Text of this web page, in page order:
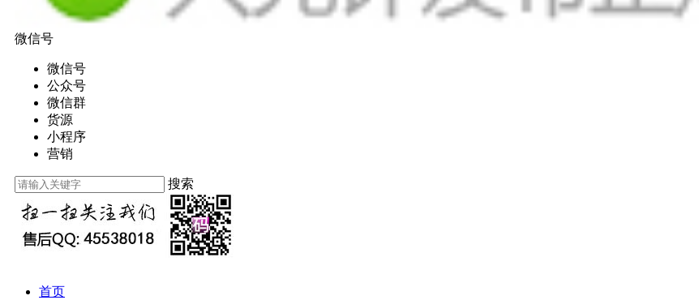
微信号
微信号
公众号
微信群
货源
小程序
营销
搜索
首页